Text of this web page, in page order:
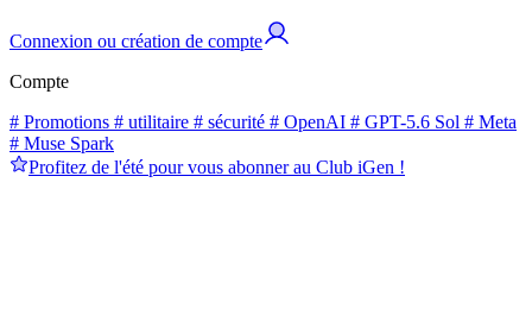
Connexion ou création de compte
Compte
# Promotions # utilitaire # sécurité # OpenAI # GPT-5.6 Sol # Meta
# Muse Spark
Profitez de l'été pour vous abonner au Club iGen !